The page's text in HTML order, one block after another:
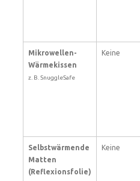
Mikrowellen-
Wärmekissen
z. B. SnuggleSafe
Keine
Selbstwärmende
Matten
(Reflexionsfolie)
Keine